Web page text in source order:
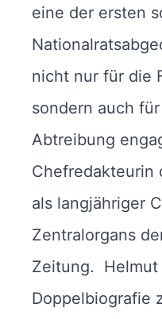
eine der ersten
nicht nur für die
sondern auch
Abtreibung
Chefredakteurin
als langjähriger
Zentralorgans
Zeitung. Helmut
Doppelbiografie